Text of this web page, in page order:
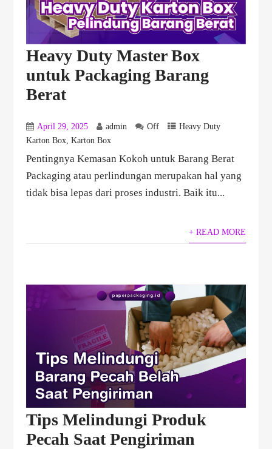
Heavy Duty Master Box
untuk Packaging Barang
Berat
April 29, 2025 admin Off
Heavy Duty
Karton Box, Karton Box
Pentingnya Kemasan Kokoh untuk Barang Berat
Packaging atau perlindungan merupakan hal yang
tidak bisa lepas dari proses industri. Baik itu...
+ READ MORE
Tips Melindungi Produk
Pecah Saat Pengiriman